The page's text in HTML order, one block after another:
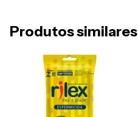
Produtos similares